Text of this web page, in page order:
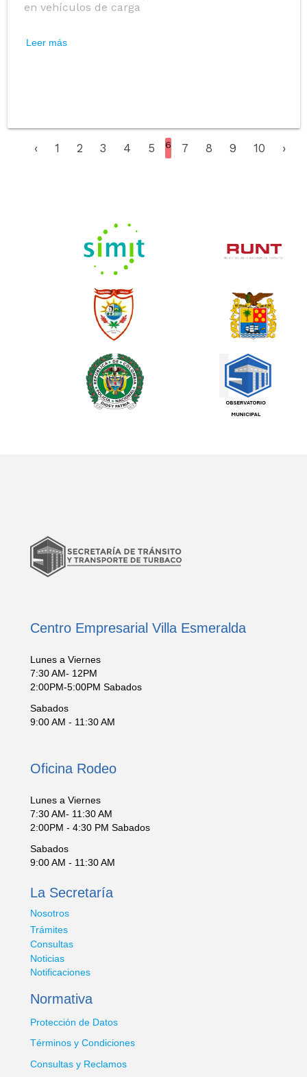
en vehículos de carga
Leer más
‹ 1 2 3 4 5 6 7 8 9 10 ›
Centro Empresarial Villa Esmeralda
Lunes a Viernes
7:30 AM- 12PM
2:00PM-5:00PM Sabados
Sabados
9:00 AM - 11:30 AM
Oficina Rodeo
Lunes a Viernes
7:30 AM- 11:30 AM
2:00PM - 4:30 PM Sabados
Sabados
9:00 AM - 11:30 AM
La Secretaría
Nosotros
Trámites
Consultas
Noticias
Notificaciones
Normativa
Protección de Datos
Términos y Condiciones
Consultas y Reclamos